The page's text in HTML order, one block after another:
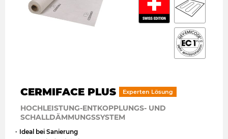
CERMIFACE PLUS Experten Lösung
HOCHLEISTUNG-ENTKOPPLUNGS- UND
SCHALLDÄMMUNGSSYSTEM
Ideal bei Sanierung